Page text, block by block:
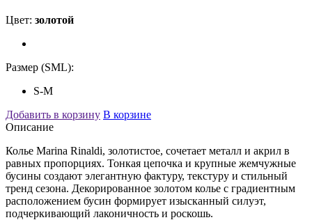
Цвет: золотой
Размер (SML):
S-M
Добавить в корзину В корзине
Описание
Колье Marina Rinaldi, золотистое, сочетает металл и акрил в
равных пропорциях. Тонкая цепочка и крупные жемчужные
бусины создают элегантную фактуру, текстуру и стильный
тренд сезона. Декорированное золотом колье с градиентным
расположением бусин формирует изысканный силуэт,
подчеркивающий лаконичность и роскошь.